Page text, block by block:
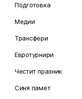
Подготовка
Медии
Трансфери
Евротурнири
Честит празник
Синя памет